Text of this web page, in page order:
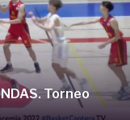
Torneo